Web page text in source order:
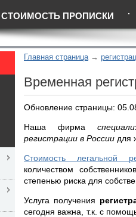
СТОИМОСТЬ ПРОПИСКИ
Главная страница
Временная
Обновление страницы:
Наша фирма
регистрации в России для
Стоимость легальной
количеством
степенью риска для
Услуга получения
сегодня важна, т.к. с